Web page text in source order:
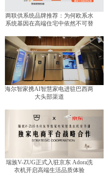
两联供系统品牌推荐：为何欧系水
系统基因在高端住宅中依然不可替
海尔智家携AI智慧家电进驻巴西两
大头部渠道
瑞族V-ZUG正式入驻京东 Adora洗
衣机开启高端生活品质体验